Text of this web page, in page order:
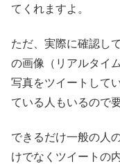
てくれますよ。
ただ、実際に確認し
の画像（リアルタイ
写真をツイートして
ている人もいるので
できるだけ一般の人
けでなくツイートの